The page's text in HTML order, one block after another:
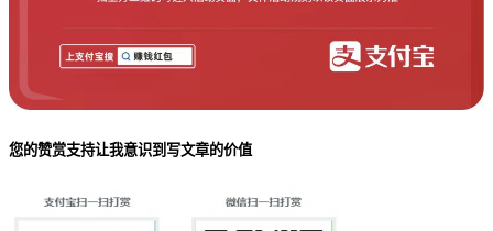
您的赞赏支持让我意识到写文章的价值